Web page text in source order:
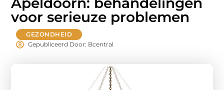
voor serieuze problemen
GEZONDHEID
Gepubliceerd Door: Bcentral